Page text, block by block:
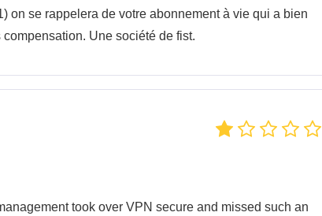
on se rappelera de votre abonnement à vie qui a bien
Une société de fist.
took over VPN secure and missed such an